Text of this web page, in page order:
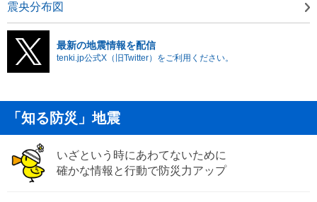
震央分布図
最新の地震情報を配信
tenki.jp公式X（旧Twitter）をご利用ください。
「知る防災」地震
いざという時にあわてないために
確かな情報と行動で防災力アップ